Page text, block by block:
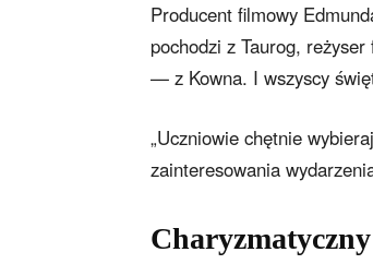
Producent filmowy
pochodzi z Taurog,
— z Kowna. I wszyscy
„Uczniowie chętnie
zainteresowania